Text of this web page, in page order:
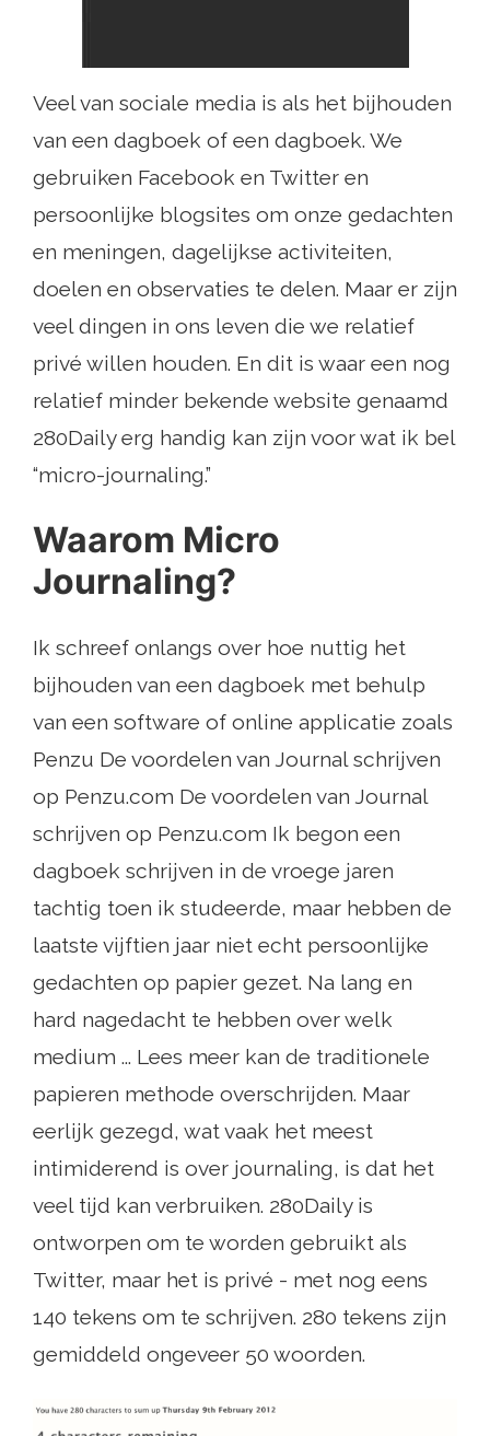
Veel van sociale media is als het bijhouden
van een dagboek of een dagboek. We
gebruiken Facebook en Twitter en
persoonlijke blogsites om onze gedachten
en meningen, dagelijkse activiteiten,
doelen en observaties te delen. Maar er zijn
veel dingen in ons leven die we relatief
privé willen houden. En dit is waar een nog
relatief minder bekende website genaamd
280Daily erg handig kan zijn voor wat ik bel
“micro-journaling.”
Waarom Micro
Journaling?
Ik schreef onlangs over hoe nuttig het
bijhouden van een dagboek met behulp
van een software of online applicatie zoals
Penzu De voordelen van Journal schrijven
op Penzu.com De voordelen van Journal
schrijven op Penzu.com Ik begon een
dagboek schrijven in de vroege jaren
tachtig toen ik studeerde, maar hebben de
laatste vijftien jaar niet echt persoonlijke
gedachten op papier gezet. Na lang en
hard nagedacht te hebben over welk
medium ... Lees meer kan de traditionele
papieren methode overschrijden. Maar
eerlijk gezegd, wat vaak het meest
intimiderend is over journaling, is dat het
veel tijd kan verbruiken. 280Daily is
ontworpen om te worden gebruikt als
Twitter, maar het is privé - met nog eens
140 tekens om te schrijven. 280 tekens zijn
gemiddeld ongeveer 50 woorden.